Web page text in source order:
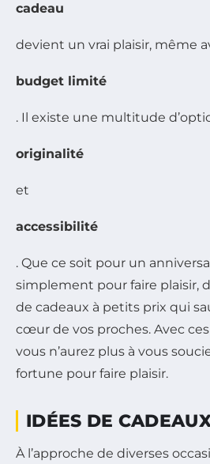
cadeau
devient un vrai plaisir, même
budget limité
. Il existe une multitude
originalité
et
accessibilité
. Que ce soit pour un
simplement pour faire plaisir,
de cadeaux à petits prix qui
cœur de vos proches. Avec
vous n’aurez plus à vous
fortune pour faire plaisir.
IDÉES DE
À l’approche de diverses